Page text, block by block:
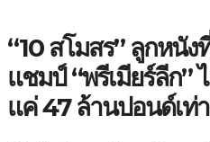
“10 สโมสร” ลูกหนั
แชมป์ “พรีเมียร์ลีก”
แค่ 47 ล้านปอนด์เท่